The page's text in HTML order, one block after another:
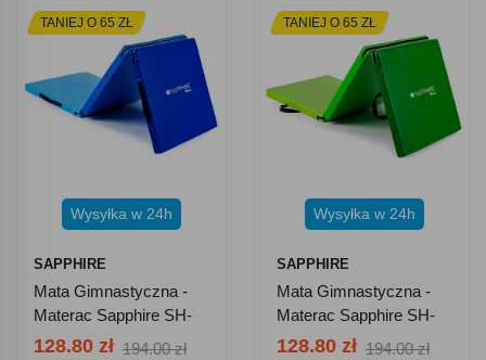
TANIEJ O 65 ZŁ
Wysyłka w 24h
SAPPHIRE
Mata Gimnastyczna -
Materac Sapphire SH-
110 - Niebieska
128.80 zł 194.00 zł
TANIEJ O 65 ZŁ
Wysyłka w 24h
SAPPHIRE
Mata Gimnastyczna -
Materac Sapphire SH-
110 - Zielona
128.80 zł 194.00 zł